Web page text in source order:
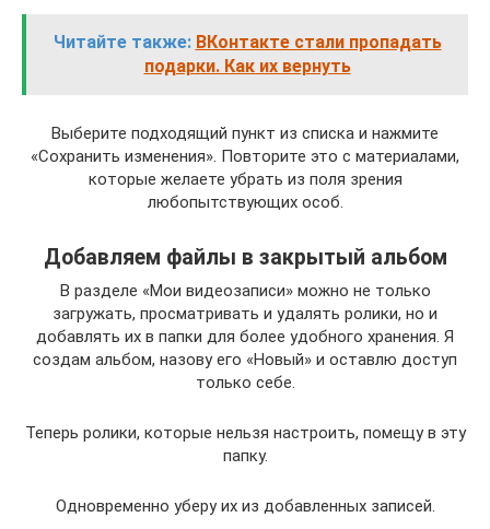
Читайте также: ВКонтакте стали пропадать
подарки. Как их вернуть
Выберите подходящий пункт из списка и нажмите
«Сохранить изменения». Повторите это с материалами,
которые желаете убрать из поля зрения
любопытствующих особ.
Добавляем файлы в закрытый альбом
В разделе «Мои видеозаписи» можно не только
загружать, просматривать и удалять ролики, но и
добавлять их в папки для более удобного хранения. Я
создам альбом, назову его «Новый» и оставлю доступ
только себе.
Теперь ролики, которые нельзя настроить, помещу в эту
папку.
Одновременно уберу их из добавленных записей.